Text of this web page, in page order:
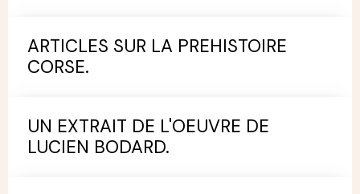
ARTICLES SUR LA PREHISTOIRE
CORSE.
UN EXTRAIT DE L'OEUVRE DE
LUCIEN BODARD.